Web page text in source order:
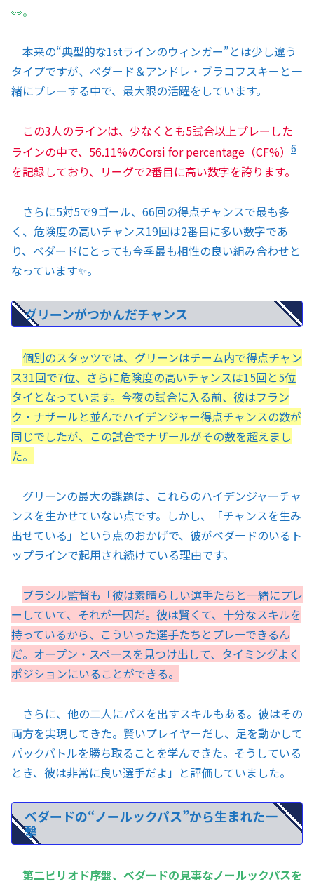
👀。
本来の“典型的な1stラインのウィンガー”とは少し違う
タイプですが、ベダード＆アンドレ・ブラコフスキーと一
緒にプレーする中で、最大限の活躍をしています。
この3人のラインは、少なくとも5試合以上プレーした
ラインの中で、56.11%のCorsi for percentage（CF%） 6
を記録しており、リーグで2番目に高い数字を誇ります。
さらに5対5で9ゴール、66回の得点チャンスで最も多
く、危険度の高いチャンス19回は2番目に多い数字であ
り、ベダードにとっても今季最も相性の良い組み合わせと
なっています✨。
グリーンがつかんだチャンス
個別のスタッツでは、グリーンはチーム内で得点チャン
ス31回で7位、さらに危険度の高いチャンスは15回と5位
タイとなっています。今夜の試合に入る前、彼はフラン
ク・ナザールと並んでハイデンジャー得点チャンスの数が
同じでしたが、この試合でナザールがその数を超えまし
た。
グリーンの最大の課題は、これらのハイデンジャーチャ
ンスを生かせていない点です。しかし、「チャンスを生み
出せている」という点のおかげで、彼がベダードのいるト
ップラインで起用され続けている理由です。
ブラシル監督も「彼は素晴らしい選手たちと一緒にプレ
ーしていて、それが一因だ。彼は賢くて、十分なスキルを
持っているから、こういった選手たちとプレーできるん
だ。オープン・スペースを見つけ出して、タイミングよく
ポジションにいることができる。
さらに、他の二人にパスを出すスキルもある。彼はその
両方を実現してきた。賢いプレイヤーだし、足を動かして
パックバトルを勝ち取ることを学んできた。そうしている
とき、彼は非常に良い選手だよ」と評価していました。
ベダードの“ノールックパス”から生まれた一
撃
第二ピリオド序盤、ベダードの見事なノールックパスを